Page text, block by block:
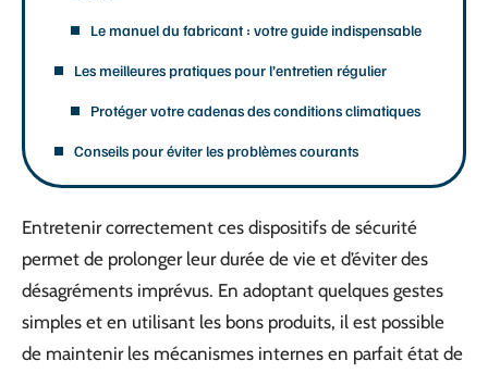
Le manuel du fabricant : votre guide indispensable
Les meilleures pratiques pour l’entretien régulier
Protéger votre cadenas des conditions climatiques
Conseils pour éviter les problèmes courants
Entretenir correctement ces dispositifs de sécurité
permet de prolonger leur durée de vie et d’éviter des
désagréments imprévus. En adoptant quelques gestes
simples et en utilisant les bons produits, il est possible
de maintenir les mécanismes internes en parfait état de